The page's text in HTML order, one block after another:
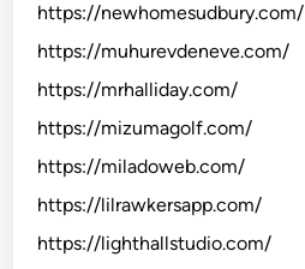
https://newhomesudbury.com/
https://muhurevdeneve.com/
https://mrhalliday.com/
https://mizumagolf.com/
https://miladoweb.com/
https://lilrawkersapp.com/
https://lighthallstudio.com/